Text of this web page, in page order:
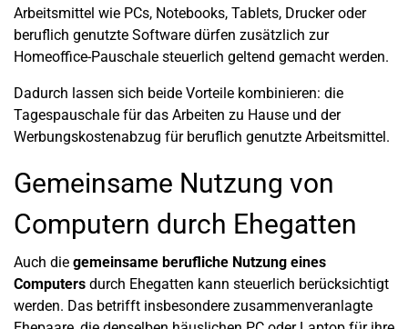
Arbeitsmittel wie PCs, Notebooks, Tablets, Drucker oder
beruflich genutzte Software dürfen zusätzlich zur
Homeoffice-Pauschale steuerlich geltend gemacht werden.
Dadurch lassen sich beide Vorteile kombinieren: die
Tagespauschale für das Arbeiten zu Hause und der
Werbungskostenabzug für beruflich genutzte Arbeitsmittel.
Gemeinsame Nutzung von
Computern durch Ehegatten
Auch die gemeinsame berufliche Nutzung eines
Computers durch Ehegatten kann steuerlich berücksichtigt
werden. Das betrifft insbesondere zusammenveranlagte